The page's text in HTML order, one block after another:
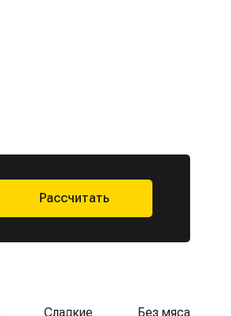
Рассчитать
Сладкие Без мяса